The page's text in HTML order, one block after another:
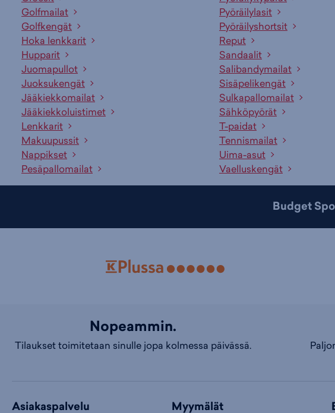
Golfmailat
Golfkengät
Hoka lenkkarit
Hupparit
Juomapullot
Juoksukengät
Jääkiekkomailat
Jääkiekkoluistimet
Lenkkarit
Makuupussit
Nappikset
Pesäpallomailat
Pyöräilylasit
Pyöräilyshortsit
Reput
Sandaalit
Salibandymailat
Sisäpelikengät
Sulkapallomailat
Sähköpyörät
T-paidat
Tennismailat
Uima-asut
Vaelluskengät
Budget
Nopeammin.
Tilaukset toimitetaan sinulle jopa kolmessa päivässä.
Asiakaspalvelu Myymälät